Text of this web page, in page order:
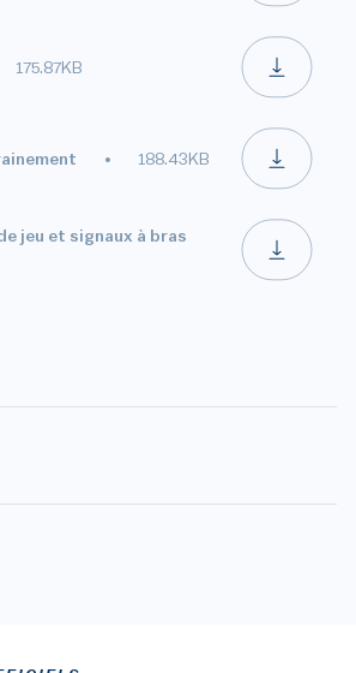
175.87KB
188.43KB
jeu et signaux à bras